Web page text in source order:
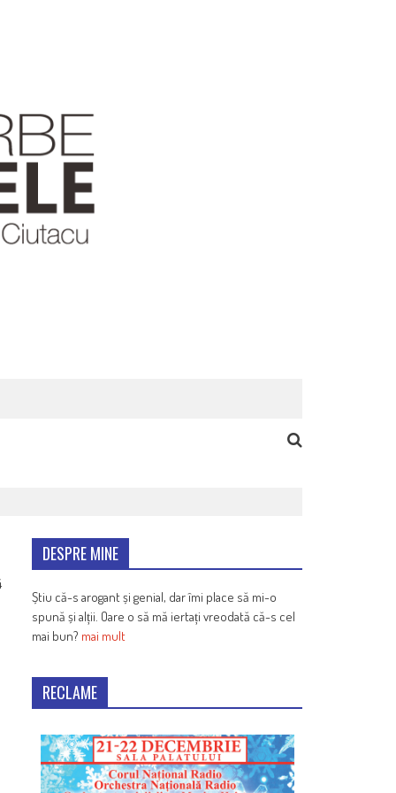
DESPRE MINE
Știu că-s arogant și genial, dar îmi place să mi-o
spună și alții. Oare o să mă iertați vreodată că-s cel
mai bun? mai mult
RECLAME